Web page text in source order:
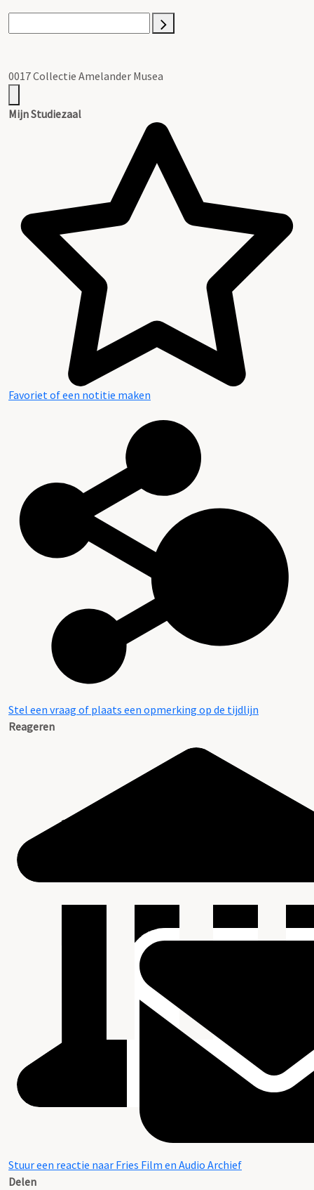
0017 Collectie Amelander Musea
Mijn Studiezaal
Favoriet of een notitie maken
Stel een vraag of plaats een opmerking op de tijdlijn
Reageren
Stuur een reactie naar Fries Film en Audio Archief
Delen